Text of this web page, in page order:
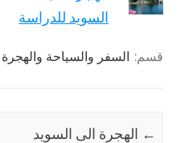
السويد للدراسة
قسم: السفر والسياحة والهجرة
← الهجرة الى السويد